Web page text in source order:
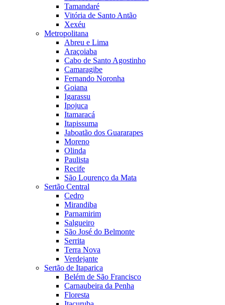
Tamandaré
Vitória de Santo Antão
Xexéu
Metropolitana
Abreu e Lima
Araçoiaba
Cabo de Santo Agostinho
Camaragibe
Fernando Noronha
Goiana
Igarassu
Ipojuca
Itamaracá
Itapissuma
Jaboatão dos Guararapes
Moreno
Olinda
Paulista
Recife
São Lourenço da Mata
Sertão Central
Cedro
Mirandiba
Parnamirim
Salgueiro
São José do Belmonte
Serrita
Terra Nova
Verdejante
Sertão de Itaparica
Belém de São Francisco
Carnaubeira da Penha
Floresta